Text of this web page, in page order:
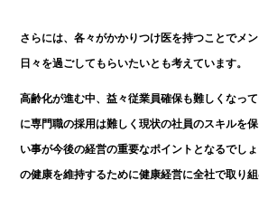
さらには、各々がかかりつけ医を持つことでメ
日々を過ごしてもらいたいとも考えています。
高齢化が進む中、益々従業員確保も難しくなっ
に専門職の採用は難しく現状の社員のスキルを
い事が今後の経営の重要なポイントとなるでし
の健康を維持するために健康経営に全社で取り